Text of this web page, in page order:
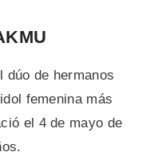
dúo de hermanos
femenina más
el 4 de mayo de